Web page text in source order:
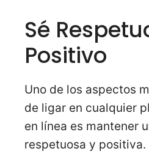
Sé
Positivo
Uno de los aspectos
de ligar en cualquier
en línea es mantener
respetuosa y positiva.